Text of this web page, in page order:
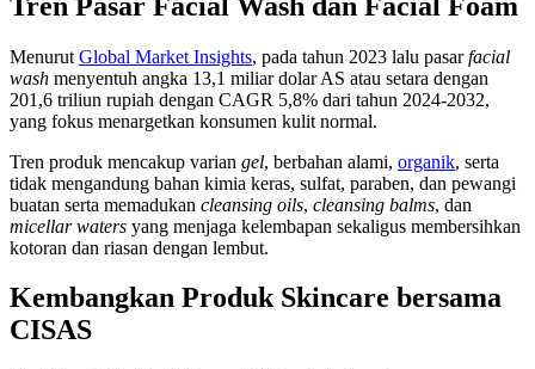
Menurut Global Market Insights, pada tahun 2023 lalu pasarfacial
wash menyentuh angka 13,1 miliar dolar AS atau setara dengan
201,6 triliun rupiah dengan CAGR 5,8% dari tahun 2024-2032,
yang fokus menargetkan konsumen kulit normal.
Tren produk mencakup varian gel, berbahan alami, organik, serta
tidak mengandung bahan kimia keras, sulfat, paraben, dan pewangi
buatan serta memadukan cleansing oils, cleansing balms, dan
micellar waters yang menjaga kelembapan sekaligus membersihkan
kotoran dan riasan dengan lembut.
Kembangkan Produk Skincare bersama
CISAS